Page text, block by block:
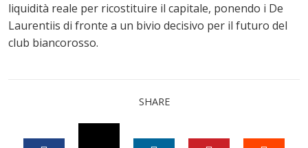
liquidità reale per ricostituire il capitale, ponendo i De
Laurentiis di fronte a un bivio decisivo per il futuro del
club biancorosso.
SHARE
TWITTER